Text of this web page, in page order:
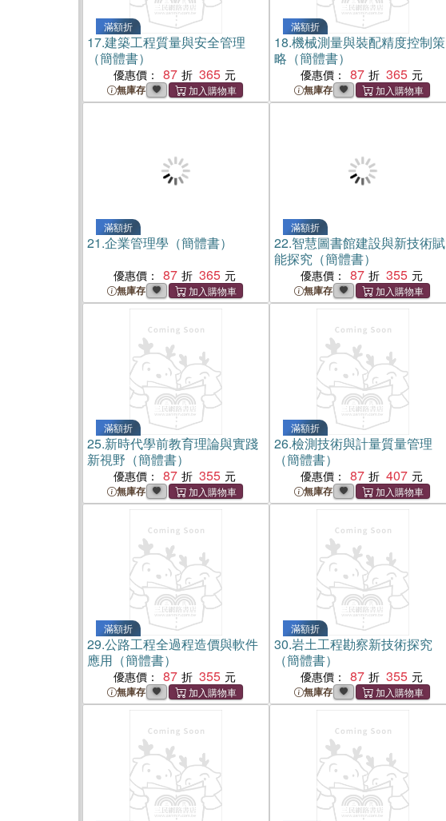
滿額折
17.建築工程質量與安全管理
（簡體書）
優惠價： 87 365
無庫存
滿額折
18.機械測量與裝配精度控制策
略（簡體書）
優惠價： 87 365
無庫存
滿額折
21.企業管理學（簡體書）
優惠價： 87 365
無庫存
滿額折
22.智慧圖書館建設與新技術賦
能探究（簡體書）
優惠價： 87 355
無庫存
滿額折
25.新時代學前教育理論與實踐
新視野（簡體書）
優惠價： 87 355
無庫存
滿額折
26.檢測技術與計量質量管理
（簡體書）
優惠價： 87 407
無庫存
滿額折
29.公路工程全過程造價與軟件
應用（簡體書）
優惠價： 87 355
無庫存
滿額折
30.岩土工程勘察新技術探究
（簡體書）
優惠價： 87 355
無庫存